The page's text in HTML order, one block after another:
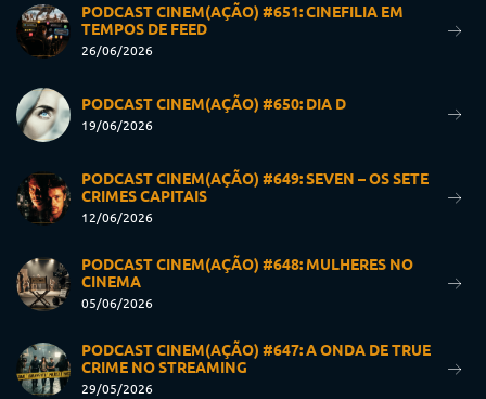
PODCAST CINEM(AÇÃO) #651: CINEFILIA EM
TEMPOS DE FEED
26/06/2026
PODCAST CINEM(AÇÃO) #650: DIA D
19/06/2026
PODCAST CINEM(AÇÃO) #649: SEVEN – OS SETE
CRIMES CAPITAIS
12/06/2026
PODCAST CINEM(AÇÃO) #648: MULHERES NO
CINEMA
05/06/2026
PODCAST CINEM(AÇÃO) #647: A ONDA DE TRUE
CRIME NO STREAMING
29/05/2026